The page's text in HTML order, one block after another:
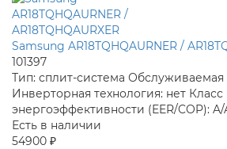
Samsung AR18TQHQAURNER /
101397
Тип: сплит-система Обслуживаемая
Инверторная технология: нет Класс
энергоэффективности (EER/COP): A/
Есть в наличии
54900 ₽